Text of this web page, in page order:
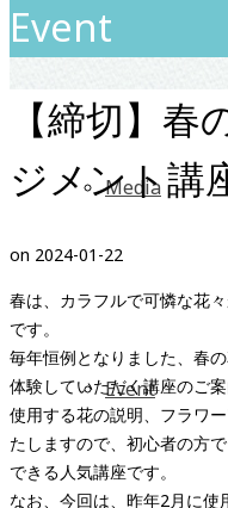
Media
Event
Event
【締切】
ジメント講
on 2024-01-22
春は、カラフルで可憐な花
です。
毎年恒例となりました、春
体験していただく講座のご案
使用する花の説明、フラワ
たしますので、初心者の方
できる人気講座です。
なお、今回は、昨年2月に